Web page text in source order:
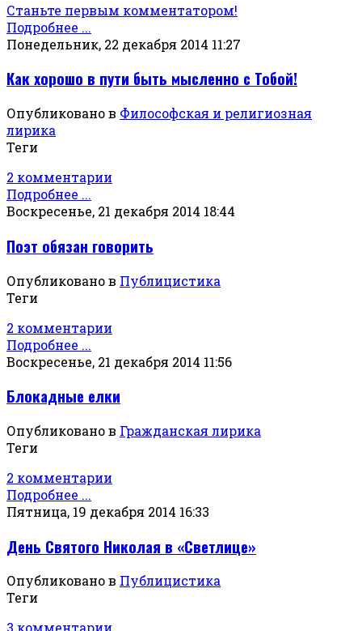
Станьте первым комментатором!
Подробнее ...
Понедельник, 22 декабря 2014 11:27
Как хорошо в пути быть мысленно с Тобой!
Опубликовано в Философская и религиозная
лирика
Теги
2 комментарии
Подробнее ...
Воскресенье, 21 декабря 2014 18:44
Поэт обязан говорить
Опубликовано в Публицистика
Теги
2 комментарии
Подробнее ...
Воскресенье, 21 декабря 2014 11:56
Блокадные елки
Опубликовано в Гражданская лирика
Теги
2 комментарии
Подробнее ...
Пятница, 19 декабря 2014 16:33
День Святого Николая в «Светлице»
Опубликовано в Публицистика
Теги